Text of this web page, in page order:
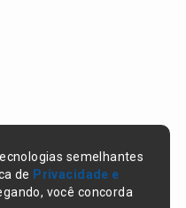
semelhantes
de Privacidade e
você concorda